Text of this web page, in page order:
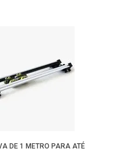
DE 1 METRO PARA ATÉ